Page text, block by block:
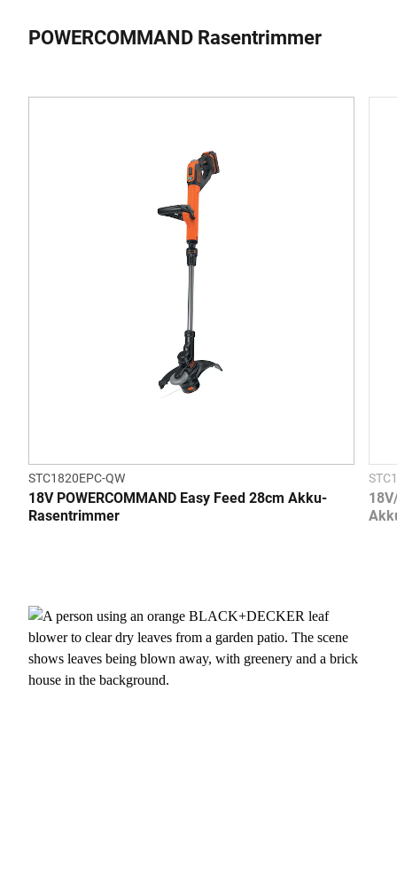
POWERCOMMAND Rasentrimmer
STC1820EPC-QW
18V POWERCOMMAND Easy Feed 28cm Akku-
Rasentrimmer